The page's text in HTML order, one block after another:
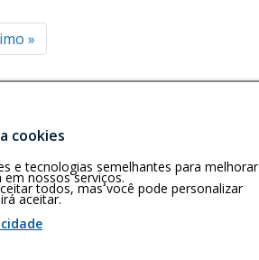
»
cookies
e tecnologias semelhantes para melhorar
em nossos serviços.
todos, mas você pode personalizar
aceitar.